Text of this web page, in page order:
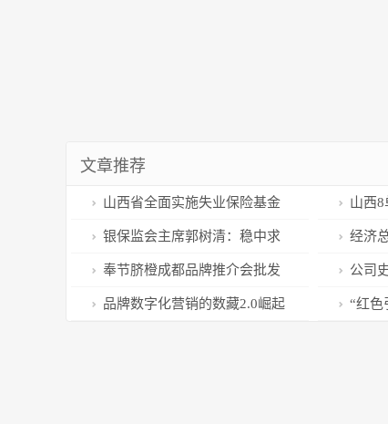
文章推荐
山西省全面实施失业保险基金
省级统筹
山西8
彰
银保监会主席郭树清：稳中求
进 多措并举促发展
经济
2023年
奉节脐橙成都品牌推介会批发
市场专场圆满举办
公司
18000
品牌数字化营销的数藏2.0崛起 “红色